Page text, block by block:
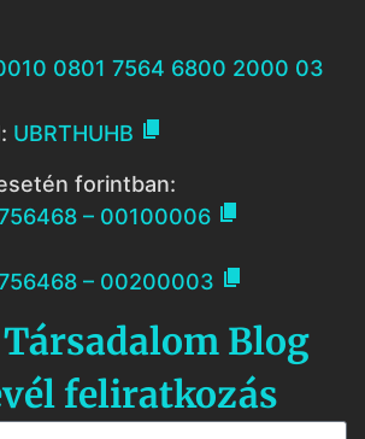
0801 7564 6800 2000 03
UBRTHUHB 
forintban:
– 00100006 
– 00200003 
Blog
feliratkozás